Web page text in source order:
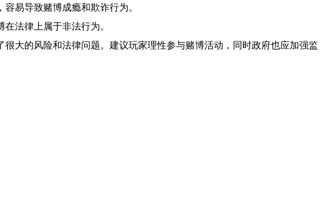
易导致赌博成瘾和欺诈行为。
法律上属于非法行为。
大的风险和法律问题。建议玩家理性参与赌博活动，同时政府也应加强监